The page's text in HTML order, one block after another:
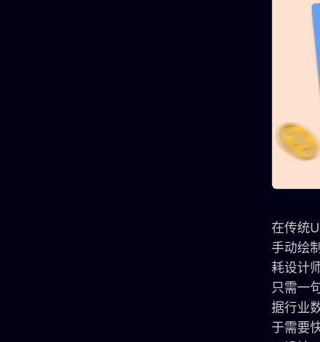
在传统
手动绘
耗设计
只需一
据行业
于需要